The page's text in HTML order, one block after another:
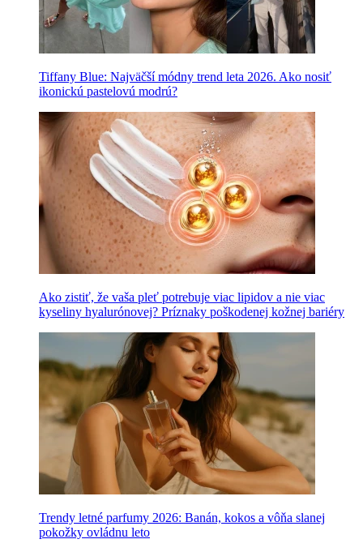
Tiffany Blue: Najväčší módny trend leta 2026. Ako nosiť
ikonickú pastelovú modrú?
Ako zistiť, že vaša pleť potrebuje viac lipidov a nie viac
kyseliny hyalurónovej? Príznaky poškodenej kožnej bariéry
Trendy letné parfumy 2026: Banán, kokos a vôňa slanej
pokožky ovládnu leto